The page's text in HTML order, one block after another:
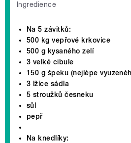
Ingredience
Na 5 závitků:
500 kg vepřové krkovice
500 g kysaného zelí
3 velké cibule
150 g špeku (nejlépe
3 lžíce sádla
5 stroužků česneku
sůl
pepř
Na knedlíky: